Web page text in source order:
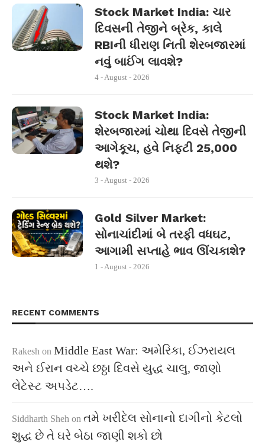
Stock Market India: ચાર
દિવસની તેજીને બ્રેક, કાલે
RBIની ધીરાણ નિતી શેરબજારમાં
નવું બાઈંગ લાવશે?
4 - August - 2026
Stock Market India:
શેરબજારમાં ચોથા દિવસે તેજીની
આગેકૂચ, હવે નિફ્ટી 25,000
થશે?
3 - August - 2026
Gold Silver Market:
સોનાચાંદીમાં બે તરફી વધઘટ,
આગામી સપ્તાહે ભાવ ઊંચકાશે?
1 - August - 2026
RECENT COMMENTS
Rakesh on Middle East War: અમેરિકા, ઈઝરાયલ
અને ઈરાન વચ્ચે છઠ્ઠા દિવસે યુદ્ધ ચાલુ, જાણો
લેટેસ્ટ અપડેટ….
Siddharth Sheh on તમે ખરીદેલ સોનાનો દાગીનો કેટલો
શુદ્ધ છે તે ઘરે બેઠા જાણી શકો છો